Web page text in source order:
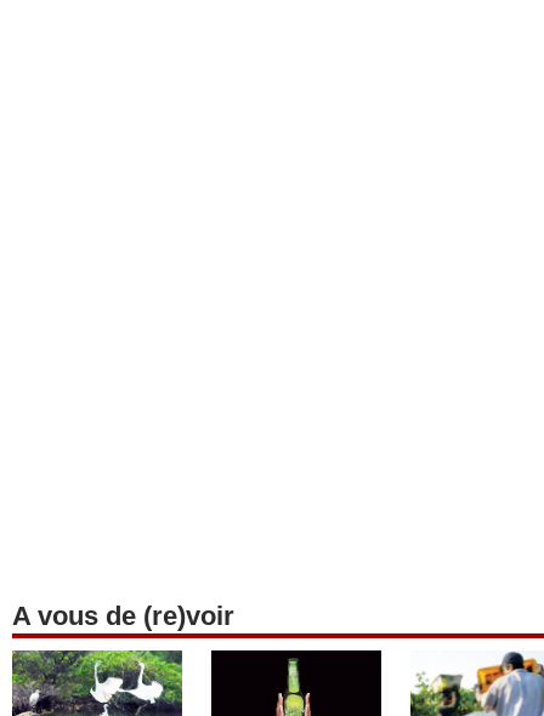
A vous de (re)voir